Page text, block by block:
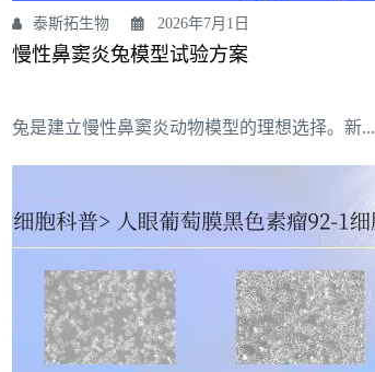
泰斯拓生物 2026年7月1日
慢性鼻窦炎兔模型试验方案
兔是建立慢性鼻窦炎动物模型的理想选择。新...